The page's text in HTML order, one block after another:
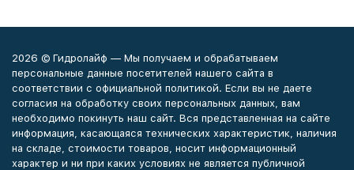
2026 © Гидролайф — Мы получаем и обрабатываем
персональные данные посетителей нашего сайта в
соответствии с официальной политикой. Если вы не даете
согласия на обработку своих персональных данных, вам
необходимо покинуть наш сайт. Вся представленная на сайте
информация, касающаяся технических характеристик, наличия
на складе, стоимости товаров, носит информационный
характер и ни при каких условиях не является публичной